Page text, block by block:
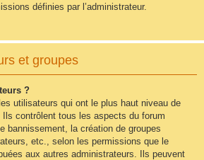
définies par l’administrateur.
et groupes
?
utilisateurs qui ont le plus haut niveau de
contrôlent tous les aspects du forum
bannissement, la création de groupes
etc., selon les permissions que le
aux autres administrateurs. Ils peuvent